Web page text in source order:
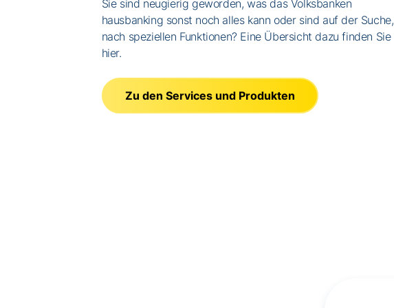
Sie sind neugierig geworden, was das Volksbanken
hausbanking sonst noch alles kann oder sind auf der Suche,
nach speziellen Funktionen? Eine Übersicht dazu finden Sie
hier.
Zu den Services und Produkten